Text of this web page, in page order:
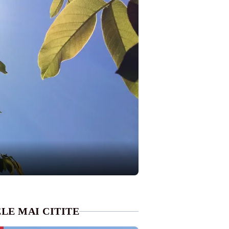
MAI CITITE